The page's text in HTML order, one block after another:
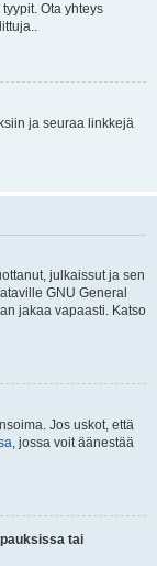
Ota yhteys
ja seuraa linkkejä
julkaissut ja sen
GNU General
jakaa vapaasti. Katso
Jos uskot, että
, jossa voit äänestää
tai